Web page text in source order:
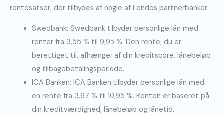
rentesatser, der tilbydes af nogle af Lendos partnerbanker:
Swedbank: Swedbank tilbyder personlige lån med
renter fra 3,55 % til 9,95 %. Den rente, du er
berettiget til, afhænger af din kreditscore, lånebeløb
og tilbagebetalingsperiode.
ICA Banken: ICA Banken tilbyder personlige lån med
en rente fra 3,67 % til 10,95 %. Renten er baseret på
din kreditværdighed, lånebeløb og lånetid.